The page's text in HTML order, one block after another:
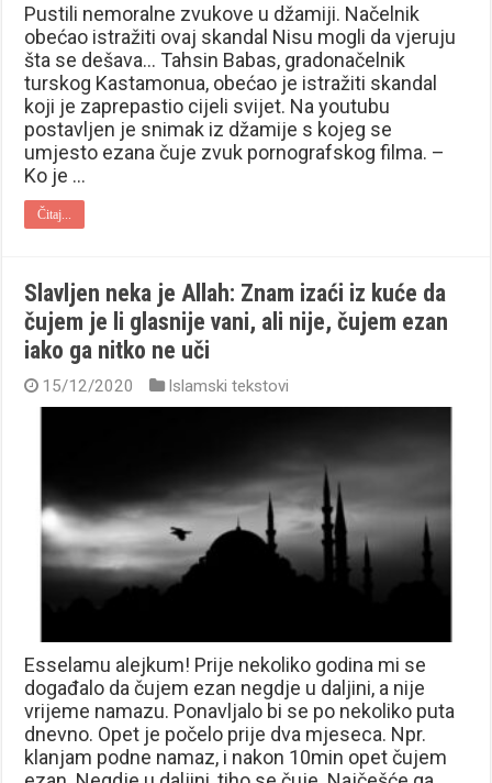
Pustili nemoralne zvukove u džamiji. Načelnik
obećao istražiti ovaj skandal Nisu mogli da vjeruju
šta se dešava… Tahsin Babas, gradonačelnik
turskog Kastamonua, obećao je istražiti skandal
koji je zaprepastio cijeli svijet. Na youtubu
postavljen je snimak iz džamije s kojeg se
umjesto ezana čuje zvuk pornografskog filma. –
Ko je …
Čitaj...
Slavljen neka je Allah: Znam izaći iz kuće da
čujem je li glasnije vani, ali nije, čujem ezan
iako ga nitko ne uči
15/12/2020 Islamski tekstovi
Esselamu alejkum! Prije nekoliko godina mi se
događalo da čujem ezan negdje u daljini, a nije
vrijeme namazu. Ponavljalo bi se po nekoliko puta
dnevno. Opet je počelo prije dva mjeseca. Npr.
klanjam podne namaz, i nakon 10min opet čujem